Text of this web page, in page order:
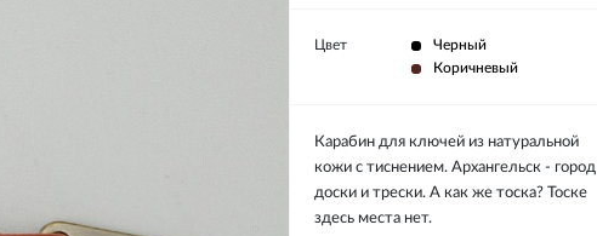
Цвет
Черный
Коричневый
Карабин для ключей из натуральной
кожи с тиснением. Архангельск - город
доски и трески. А как же тоска? Тоске
здесь места нет.